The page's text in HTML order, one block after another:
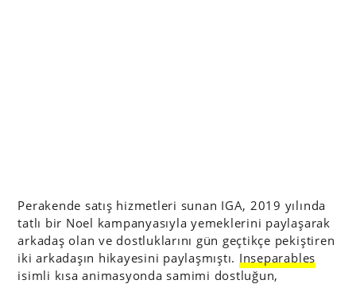
Perakende satış hizmetleri sunan IGA, 2019 yılında
tatlı bir Noel kampanyasıyla yemeklerini paylaşarak
arkadaş olan ve dostluklarını gün geçtikçe pekiştiren
iki arkadaşın hikayesini paylaşmıştı. Inseparables
isimli kısa animasyonda samimi dostluğun,